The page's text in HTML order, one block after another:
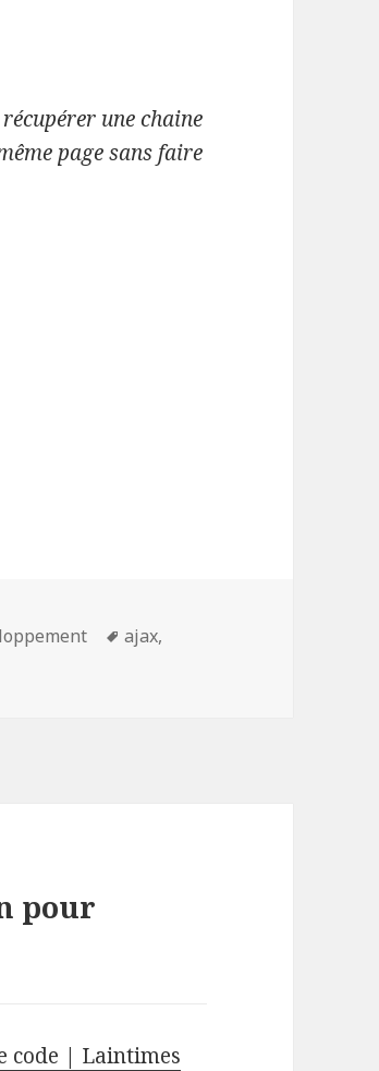
une chaine
page sans faire
Mots-
ajax,
pour
code | Laintimes